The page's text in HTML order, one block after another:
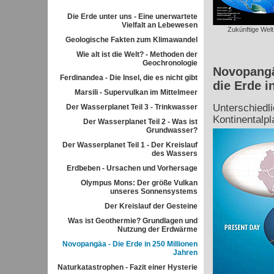
Die Erde unter uns - Eine unerwartete
Vielfalt an Lebewesen
Geologische Fakten zum Klimawandel
Wie alt ist die Welt? - Methoden der
Geochronologie
Ferdinandea - Die Insel, die es nicht gibt
Marsili - Supervulkan im Mittelmeer
Der Wasserplanet Teil 3 - Trinkwasser
Der Wasserplanet Teil 2 - Was ist
Grundwasser?
Der Wasserplanet Teil 1 - Der Kreislauf
des Wassers
Erdbeben - Ursachen und Vorhersage
Olympus Mons: Der größe Vulkan
unseres Sonnensystems
Der Kreislauf der Gesteine
Was ist Geothermie? Grundlagen und
Nutzung der Erdwärme
Novopangäa - Die Erde in 250 Millionen
Jahren
Naturkatastrophen - Fazit einer Hysterie
Zukünftige
die Erde